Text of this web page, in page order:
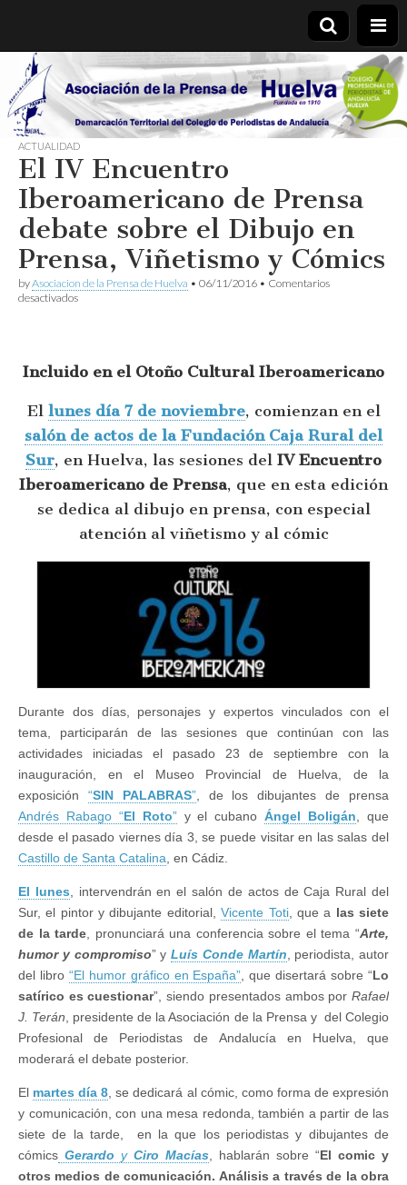
Asociación
de la
Prensa de
Huelva
ACTUALIDAD
El IV Encuentro
Iberoamericano de Prensa
debate sobre el Dibujo en
Prensa, Viñetismo y Cómics
byAsociacion de la Prensa de Huelva • 06/11/2016 • Comentarios
desactivadosen
de
sobre
el
Dibujo
en
Viñetismo
y
Cómics
Incluido en el Otoño Cultural Iberoamericano
El lunes día 7 de noviembre, comienzan en el
salón de actos de la Fundación Caja Rural del
Sur, en Huelva, las sesiones del IV Encuentro
Iberoamericano de Prensa, que en esta edición
se dedica al dibujo en prensa, con especial
atención al viñetismo y al cómic
Durante dos días, personajes y expertos vinculados con el
tema, participarán de las sesiones que continúan con las
actividades iniciadas el pasado 23 de septiembre con la
inauguración, en el Museo Provincial de Huelva, de la
exposición “SIN PALABRAS”, de los dibujantes de prensa
Andrés Rabago “El Roto”y el cubanoÁngel Boligán, que
desde el pasado viernes día 3, se puede visitar en las salas del
Castillo de Santa Catalina, en Cádiz.
El lunes, intervendrán en el salón de actos de Caja Rural del
Sur, el pintor y dibujante editorial,Vicente Toti, que a las siete
de la tarde, pronunciará una conferencia sobre el tema “Arte,
humor y compromiso” y Luís Conde Martín, periodista, autor
del libro “El humor gráfico en España”, que disertará sobre “Lo
satírico es cuestionar”, siendo presentados ambos porRafael
J. Terán, presidente de la Asociación de la Prensa y del Colegio
Profesional de Periodistas de Andalucía en Huelva, que
moderará el debate posterior.
El martes día 8, se dedicará al cómic, como forma de expresión
y comunicación, con una mesa redonda, también a partir de las
siete de la tarde, en la que los periodistas y dibujantes de
cómics Gerardo y Ciro Macías, hablarán sobre “El comic y
otros medios de comunicación. Análisis a través de la obra